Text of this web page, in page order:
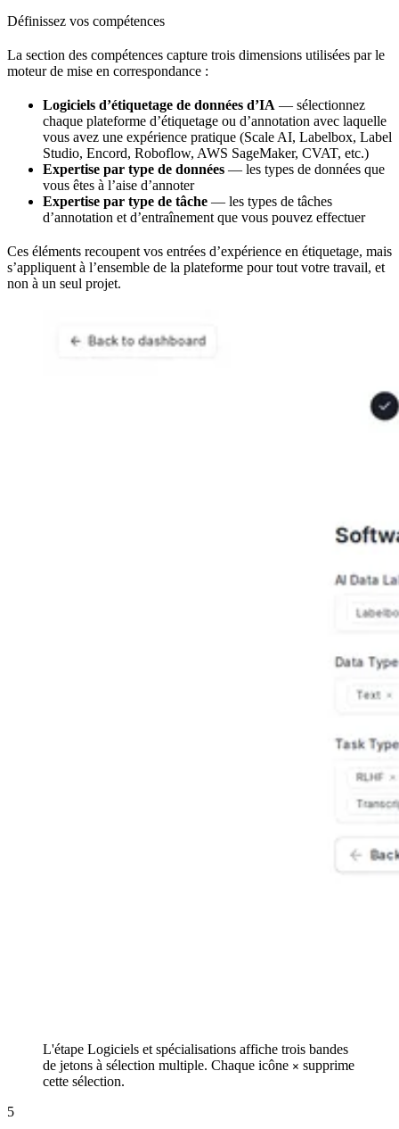
Définissez vos compétences
La section des compétences capture trois dimensions utilisées par le
moteur de mise en correspondance :
Logiciels d’étiquetage de données d’IA — sélectionnez
chaque plateforme d’étiquetage ou d’annotation avec laquelle
vous avez une expérience pratique (Scale AI, Labelbox, Label
Studio, Encord, Roboflow, AWS SageMaker, CVAT, etc.)
Expertise par type de données — les types de données que
vous êtes à l’aise d’annoter
Expertise par type de tâche — les types de tâches
d’annotation et d’entraînement que vous pouvez effectuer
Ces éléments recoupent vos entrées d’expérience en étiquetage, mais
s’appliquent à l’ensemble de la plateforme pour tout votre travail, et
non à un seul projet.
L'étape Logiciels et spécialisations affiche trois bandes
de jetons à sélection multiple. Chaque icône × supprime
cette sélection.
5